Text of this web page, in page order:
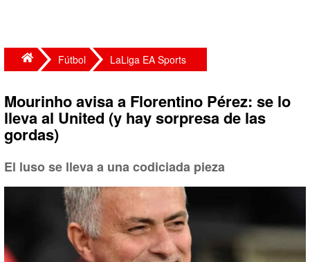
Fútbol LaLiga EA Sports
Mourinho avisa a Florentino Pérez: se lo
lleva al United (y hay sorpresa de las
gordas)
El luso se lleva a una codiciada pieza